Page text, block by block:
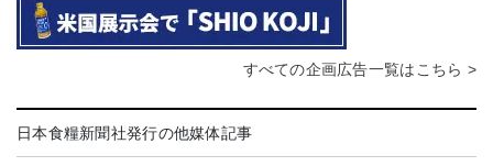
すべての企画広告一覧はこちら >
日本食糧新聞社発行の他媒体記事